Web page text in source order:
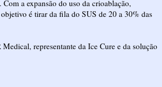
a expansão do uso da crioablação,
é tirar da fila do SUS de 20 a 30% das
representante da Ice Cure e da solução